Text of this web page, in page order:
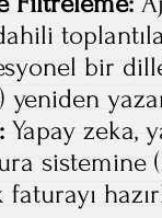
bir
yeniden
Yapay zeka,
sistemine